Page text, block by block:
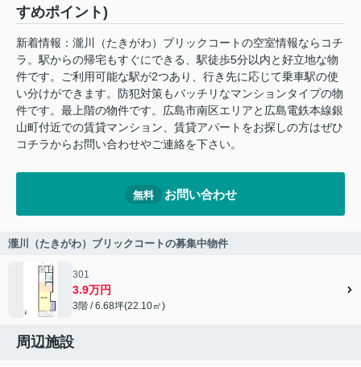
すめポイント)
新着情報：瀧川（たきがわ）ブリックコートの空室情報ならコチ
ラ。駅からの帰宅もすぐにできる、駅徒歩5分以内と好立地な物
件です。ご利用可能な駅が2つあり、行き先に応じて乗車駅の使
い分けができます。防犯対策もバッチリなマンションタイプの物
件です。最上階の物件です。広島市南区エリアと広島電鉄本線銀
山町付近での賃貸マンション、賃貸アパートをお探しの方はぜひ
コチラからお問い合わせやご連絡を下さい。
無料 お問い合わせ
瀧川（たきがわ）ブリックコートの募集中物件
301
3.9万円
3階 / 6.68坪(22.10㎡)
周辺施設